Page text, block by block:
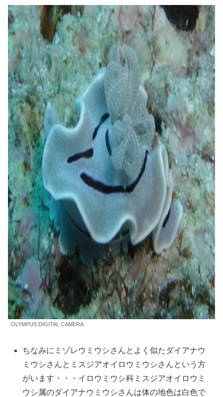
OLYMPUS DIGITAL CAMERA
ちなみにミゾレウミウシさんとよく似たダイアナウ
ミウシさんとミスジアオイロウミウシさんという方
がいます・・・イロウミウシ科ミスジアオイロウミ
ウシ属のダイアナウミウシさんは体の地色は白色で